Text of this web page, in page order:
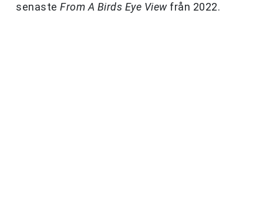
senaste From A Birds Eye Viewfrån 2022.